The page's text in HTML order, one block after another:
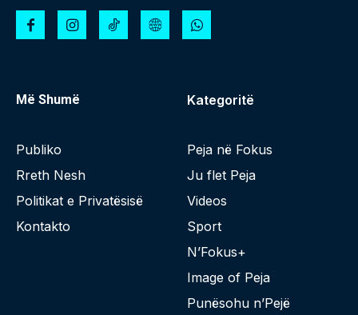
Më Shumë
Publiko
Rreth Nesh
Politikat e Privatësisë
Kontakto
Kategoritë
Peja në Fokus
Ju flet Peja
Videos
Sport
N’Fokus+
Image of Peja
Punësohu n’Pejë